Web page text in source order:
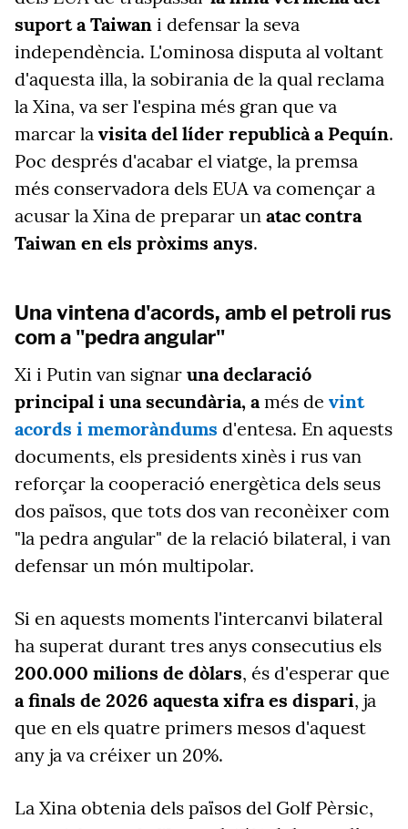
suport a Taiwan i defensar la seva
independència. L'ominosa disputa al voltant
d'aquesta illa, la sobirania de la qual reclama
la Xina, va ser l'espina més gran que va
marcar la visita del líder republicà a Pequín.
Poc després d'acabar el viatge, la premsa
més conservadora dels EUA va començar a
acusar la Xina de preparar un atac contra
Taiwan en els pròxims anys.
Una vintena d'acords, amb el petroli rus
com a "pedra angular"
Xi i Putin van signar una declaració
principal i una secundària, amés de vint
acords i memoràndums d'entesa. En aquests
documents, els presidents xinès i rus van
reforçar la cooperació energètica dels seus
dos països, que tots dos van reconèixer com
"la pedra angular" de la relació bilateral, i van
defensar un món multipolar.
Si en aquests moments l'intercanvi bilateral
ha superat durant tres anys consecutius els
200.000 milions de dòlars, és d'esperar que
a finals de 2026 aquesta xifra es dispari, ja
que en els quatre primers mesos d'aquest
any ja va créixer un 20%.
La Xina obtenia dels països del Golf Pèrsic,